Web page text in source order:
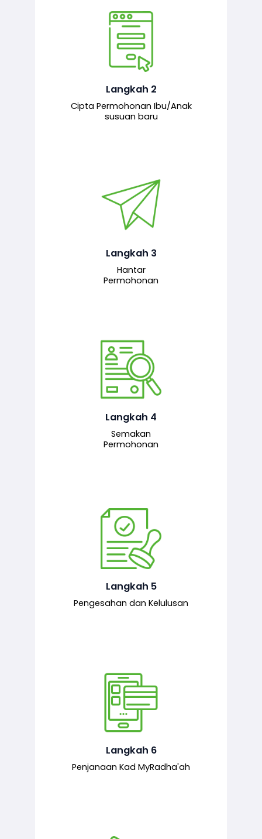
Langkah 2
Cipta Permohonan Ibu/Anak
susuan baru
Pemohon mengisi borang
permohonan bagi pendaftaran
baharu melalui sistem.
Langkah 3
Hantar
Permohonan
Permohonan yang lengkap dihantar
untuk proses semakan dan
bertanggungjawab.
Langkah 4
Semakan
Permohonan
Pegawai penyemak menyemak
maklumat yang dikemukakan. Jika
semua maklumat adalah lengkap dan
kepada pegawai pelulus untuk
tindakan seterusnya.
Langkah 5
Pengesahan dan Kelulusan
Pegawai pelulus menilai permohonan
dan memberi pengesahan serta
kelulusan akhir sekiranya semuanya
mematuhi syarat ditetapkan.
Langkah 6
Penjanaan Kad MyRadha'ah
Setelah permohonan diluluskan, kad
MyRadha’ah akan dijana.